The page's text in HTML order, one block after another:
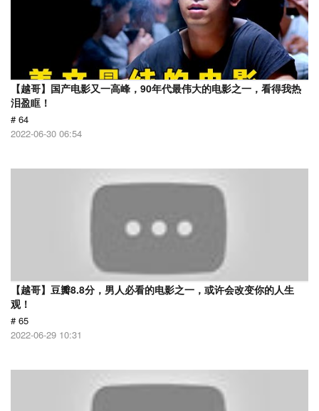
【越哥】国产电影又一高峰，90年代最伟大的电影之一，看得我热
泪盈眶！
# 64
2022-06-30 06:54
【越哥】豆瓣8.8分，男人必看的电影之一，或许会改变你的人生
观！
# 65
2022-06-29 10:31